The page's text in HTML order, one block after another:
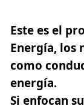
Este es el
Energía, los
como
energía.
Si enfocan